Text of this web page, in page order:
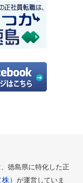
徳島県に特化した正
） が運営していま